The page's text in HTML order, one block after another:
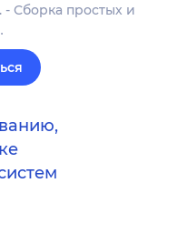
- Сборка простых и